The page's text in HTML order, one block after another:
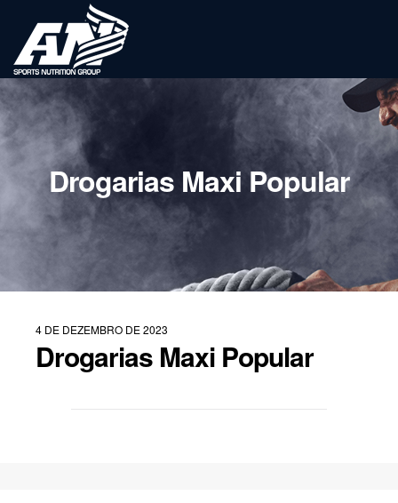
Drogarias Maxi Popular
4 DE DEZEMBRO DE 2023
Drogarias Maxi Popular